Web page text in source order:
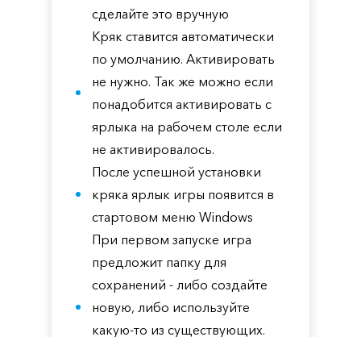
сделайте это вручную
Кряк ставится автоматически
по умолчанию. Активировать
не нужно. Так же можно если
понадобится активировать с
ярлыка на рабочем столе если
не активировалось.
После успешной установки
кряка ярлык игры появится в
стартовом меню Windows
При первом запуске игра
предложит папку для
сохранений - либо создайте
новую, либо используйте
какую-то из существующих.